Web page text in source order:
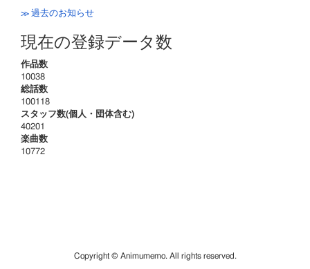
≫ 過去のお知らせ
現在の登録データ数
作品数
10038
総話数
100118
スタッフ数(個人・団体含む)
40201
楽曲数
10772
Copyright © Animumemo. All rights reserved.